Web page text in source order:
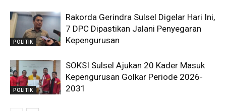
POLITIK
Rakorda Gerindra Sulsel Digelar Hari Ini,
7 DPC Dipastikan Jalani Penyegaran
Kepengurusan
POLITIK
SOKSI Sulsel Ajukan 20 Kader Masuk
Kepengurusan Golkar Periode 2026-
2031